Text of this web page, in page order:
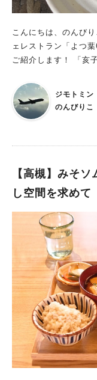
こんにちは、のんびりこです！ 2023年5月
ェレストラン「よつ葉CAFE」。 とても素
ご紹介します！ 「亥子谷名神下」停留所から徒歩3分。千里ぎん
ね。 優しい色使いが気持ちを落ち着かせてくれます。 どれもこ
れも想像以上！ ラン
です。 和風おろしソースのハンバーグを注文しました。（税込
されました。 さらに、ランチにはプチドリンクバーが付いてき
カットジュース ・ブルーベリー＆プルーンジュース ・濃厚マン
ゴージュース ・京田辺産 玉露 ・冷たいお水 ハンバーグとジュ
ースの相性が抜群で
ドリンクバーの上に
のキューブボックスが並べら
があり、ギフトや手
オーナーの池田さんご夫婦
都府京田辺市で営業
に移転されてきました。 ゆったりと、のんびりと過ご
える空間づくりにこ
配置しているそう。 まさにその通りで、店内はいつもたくさん
の人でにぎわってい
うに感じました。 居心地がとーっても良いので、つい長居して
ジモトミン
のんびりこ
【高槻】みそ
し空間を求めて